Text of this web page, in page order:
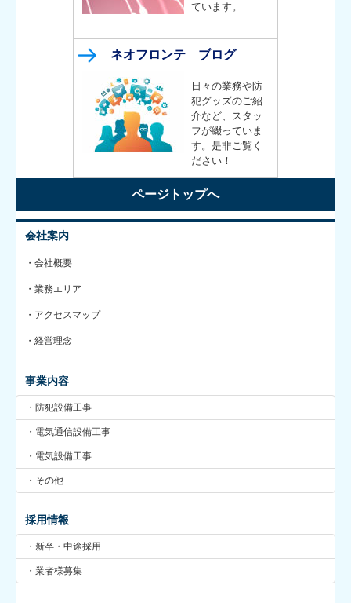
ています。
ネオフロンテ ブログ
日々の業務や防
犯グッズのご紹
介など、スタッ
フが綴っていま
す。是非ご覧く
ださい！
ページトップへ
会社案内
・会社概要
・業務エリア
・アクセスマップ
・経営理念
事業内容
・防犯設備工事
・電気通信設備工事
・電気設備工事
・その他
採用情報
・新卒・中途採用
・業者様募集